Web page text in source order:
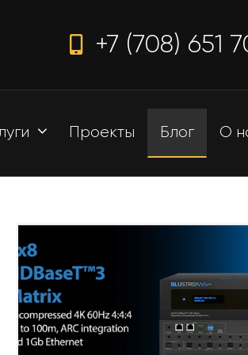
+7 (708) 651
Генераторы тумана
Жидкости для
спецэффектов
Свет для
Проекты Блог О